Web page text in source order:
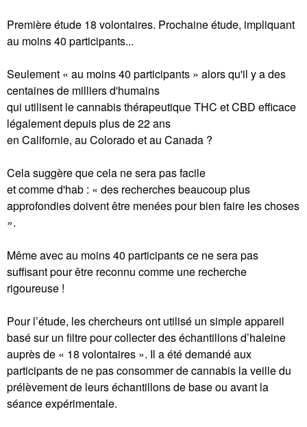
Première étude 18 volontaires. Prochaine étude, impliquant
au moins 40 participants...
Seulement « au moins 40 participants » alors qu'il y a des
centaines de milliers d'humains
qui utilisent le cannabis thérapeutique THC et CBD efficace
légalement depuis plus de 22 ans
en Californie, au Colorado et au Canada ?
Cela suggère que cela ne sera pas facile
et comme d'hab : « des recherches beaucoup plus
approfondies doivent être menées pour bien faire les choses
».
Même avec au moins 40 participants ce ne sera pas
suffisant pour être reconnu comme une recherche
rigoureuse !
Pour l’étude, les chercheurs ont utilisé un simple appareil
basé sur un filtre pour collecter des échantillons d’haleine
auprès de « 18 volontaires ». Il a été demandé aux
participants de ne pas consommer de cannabis la veille du
prélèvement de leurs échantillons de base ou avant la
séance expérimentale.